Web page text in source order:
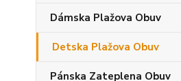
Dámska Plažova Obuv
Detska Plažova Obuv
Pánska Zateplena Obuv